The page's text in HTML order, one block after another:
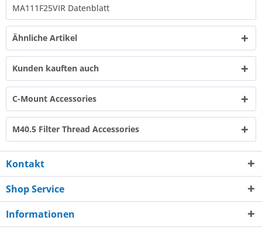
MA111F25VIR Datenblatt
Ähnliche Artikel
Kunden kauften auch
C-Mount Accessories
M40.5 Filter Thread Accessories
Kontakt
Shop Service
Informationen